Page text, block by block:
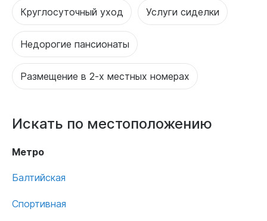
Круглосуточный уход Услуги сиделки
Недорогие пансионаты
Размещение в 2-х местных номерах
Искать по местоположению
Метро
Балтийская
Спортивная